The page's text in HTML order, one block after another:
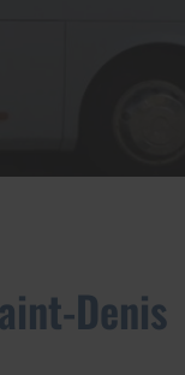
Denis